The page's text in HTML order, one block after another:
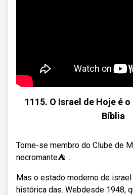
1115. O Israel de Hoje é
Bíblia
Torne-se membro do Clube de
necromante⛺ ...
Mas o estado moderno de israel
histórica das. Webdesde 1948,